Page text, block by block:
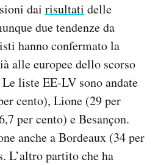
dai risultati delle
due tendenze da
hanno confermato la
alle europee dello scorso
liste EE-LV sono andate
cento), Lione (29 per
per cento) e Besançon.
anche a Bordeaux (34 per
L’altro partito che ha